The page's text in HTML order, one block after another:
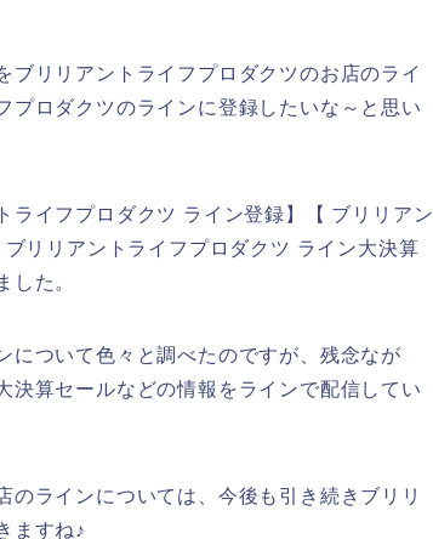
リリアントライフプロダクツのお店のライ
プロダクツのラインに登録したいな～と思い
ライフプロダクツ ライン登録】【 ブリリアン
リリアントライフプロダクツ ライン大決算
した。
について色々と調べたのですが、残念なが
決算セールなどの情報をラインで配信してい
ラインについては、今後も引き続きブリリ
ますね♪